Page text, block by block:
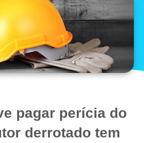
pagar perícia do
derrotado tem